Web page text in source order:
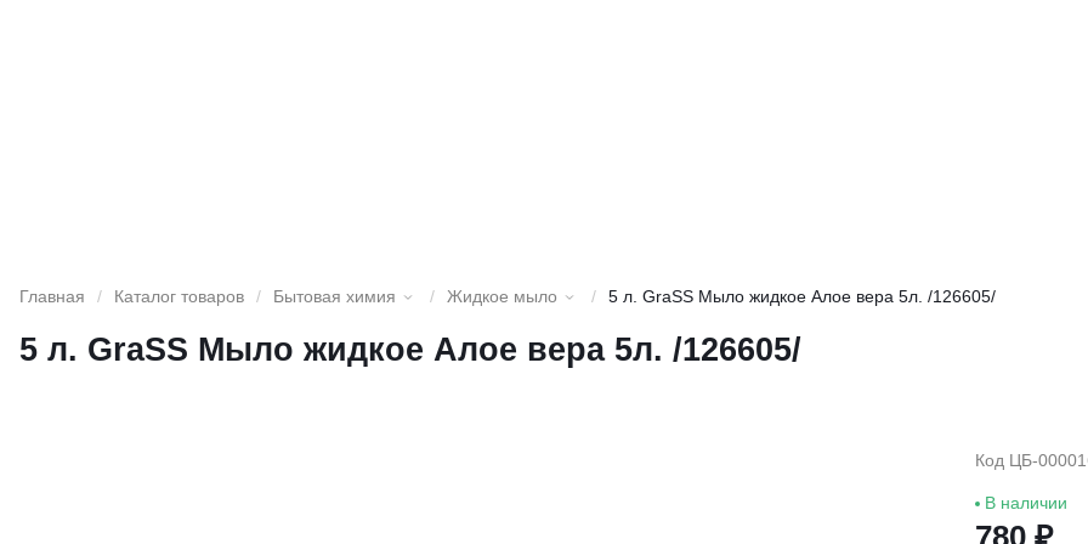
Главная / Каталог товаров / Бытовая химия / Жидкое мыло / 5 л. GraSS Мыло жидкое Алое вера 5л. /126605/
5 л. GraSS Мыло жидкое Алое вера 5л. /126605/
Код ЦБ-
В наличии
780 ₽